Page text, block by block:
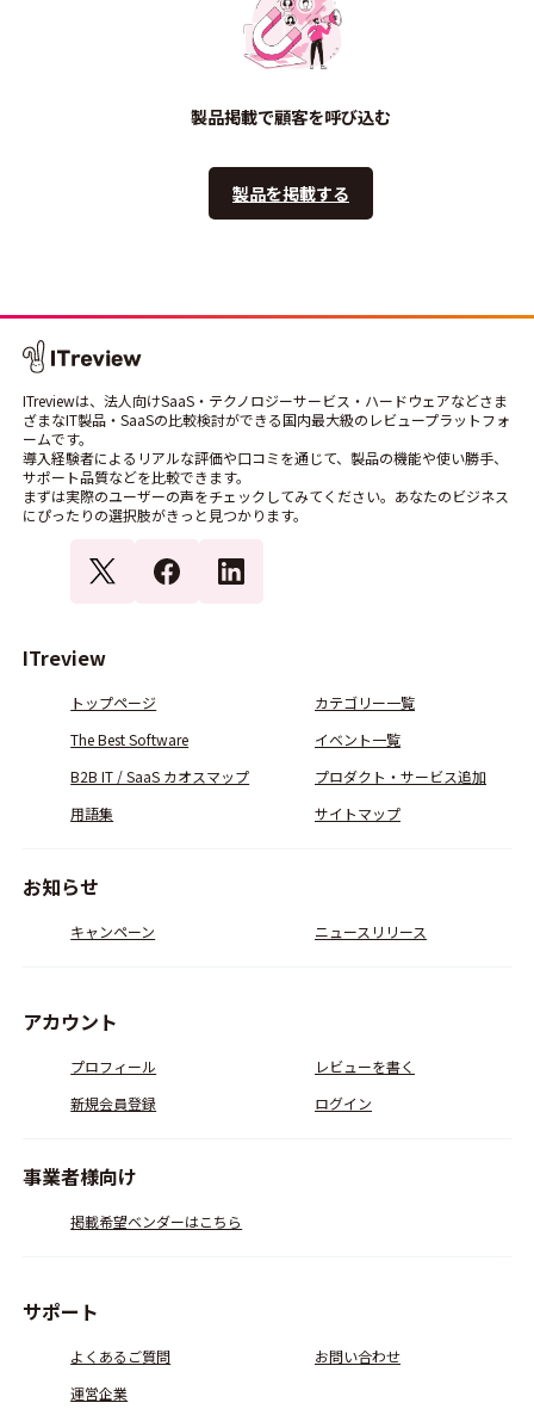
製品掲載で顧客を呼び込む
製品を掲載する
ITreviewは、法人向けSaaS・テクノロジーサービス・ハードウェアなどさま
ざまなIT製品・SaaSの比較検討ができる国内最大級のレビュープラットフォ
ームです。
導入経験者によるリアルな評価や口コミを通じて、製品の機能や使い勝手、
サポート品質などを比較できます。
まずは実際のユーザーの声をチェックしてみてください。あなたのビジネス
にぴったりの選択肢がきっと見つかります。
ITreview
トップページ
カテゴリー一覧
The Best Software
イベント一覧
B2B IT / SaaS カオスマップ
プロダクト・サービス追加
用語集
サイトマップ
お知らせ
キャンペーン ニュースリリース
アカウント
プロフィール
レビューを書く
新規会員登録
ログイン
事業者様向け
掲載希望ベンダーはこちら
サポート
よくあるご質問
お問い合わせ
運営企業